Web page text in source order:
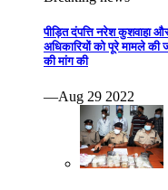
पीड़ित दंपत्ति नरेश कुशवाहा
अधिकारियों को पूरे मामले की
की मांग की
—Aug 29 2022